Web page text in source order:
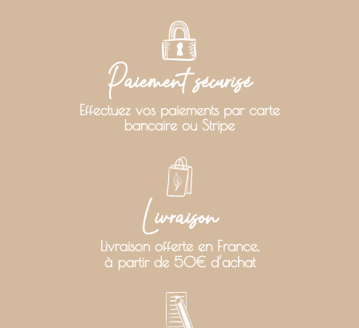
Paiement sécurisé
Effectuez vos paiements par carte
bancaire ou Stripe
Livraison
Livraison offerte en France,
à partir de 50€ d’achat